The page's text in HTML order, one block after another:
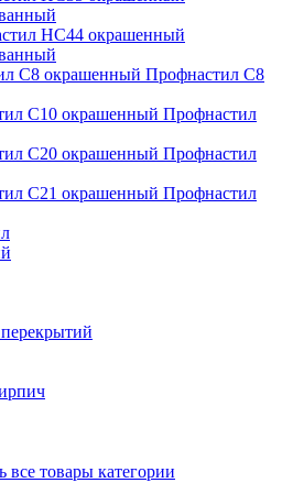
НС44 окрашенный
С8 окрашенный Профнастил С8
С10 окрашенный Профнастил
С20 окрашенный Профнастил
С21 окрашенный Профнастил
все товары категории